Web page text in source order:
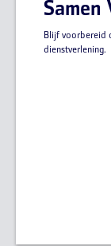
Samen
Blijf voorbereid
dienstverlening.